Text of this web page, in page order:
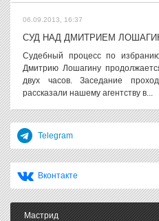
06.09.2013, 16:37
СУД НАД ДМИТРИЕМ
Судебный процесс по
Дмитрию Лошагину
двух часов. Заседание
рассказали нашему агентству в...
Telegram
Вконтакте
Мастрид